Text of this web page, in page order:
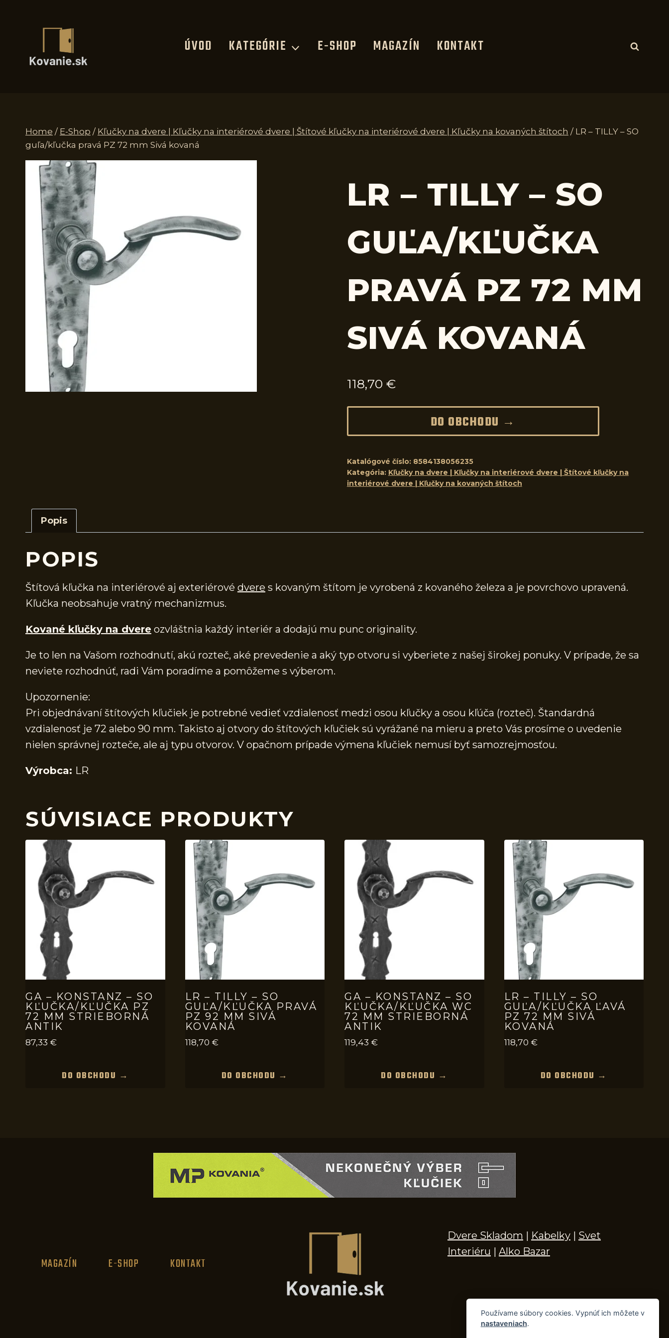
ÚVOD KATEGÓRIE E-SHOP MAGAZÍN KONTAKT
Home / E-Shop / Kľučky na dvere | Kľučky na interiérové dvere | Štítové kľučky na interiérové dvere | Kľučky na kovaných štítoch / LR – TILLY – SO
guľa/kľučka pravá PZ 72 mm Sivá kovaná
LR – TILLY – SO
GUĽA/KĽUČKA
PRAVÁ PZ 72 MM
SIVÁ KOVANÁ
118,70 €
DO OBCHODU →
Katalógové číslo: 8584138056235
Kategória: Kľučky na dvere | Kľučky na interiérové dvere | Štítové kľučky na
interiérové dvere | Kľučky na kovaných štítoch
Popis
POPIS
Štítová kľučka na interiérové aj exteriérové dvere s kovaným štítom je vyrobená z kovaného železa a je povrchovo upravená.
Kľučka neobsahuje vratný mechanizmus.
Kované kľučky na dvere ozvláštnia každý interiér a dodajú mu punc originality.
Je to len na Vašom rozhodnutí, akú rozteč, aké prevedenie a aký typ otvoru si vyberiete z našej širokej ponuky. V prípade, že sa
neviete rozhodnúť, radi Vám poradíme a pomôžeme s výberom.
Upozornenie:
Pri objednávaní štítových kľučiek je potrebné vedieť vzdialenosť medzi osou kľučky a osou kľúča (rozteč). Štandardná
vzdialenosť je 72 alebo 90 mm. Takisto aj otvory do štítových kľučiek sú vyrážané na mieru a preto Vás prosíme o uvedenie
nielen správnej rozteče, ale aj typu otvorov. V opačnom prípade výmena kľučiek nemusí byť samozrejmosťou.
Výrobca: LR
SÚVISIACE PRODUKTY
GA – KONSTANZ – SO
KĽUČKA/KĽUČKA PZ
72 MM STRIEBORNÁ
ANTIK
87,33 €
DO OBCHODU →
LR – TILLY – SO
GUĽA/KĽUČKA PRAVÁ
PZ 92 MM SIVÁ
KOVANÁ
118,70 €
DO OBCHODU →
GA – KONSTANZ – SO
KĽUČKA/KĽUČKA WC
72 MM STRIEBORNÁ
ANTIK
119,43 €
DO OBCHODU →
LR – TILLY – SO
GUĽA/KĽUČKA ĽAVÁ
PZ 72 MM SIVÁ
KOVANÁ
118,70 €
DO OBCHODU →
MAGAZÍN E-SHOP KONTAKT
Dvere Skladom | Kabelky | Svet
Interiéru | Alko Bazar
Používame súbory cookies. Vypnúť ich môžete v
nastaveniach.